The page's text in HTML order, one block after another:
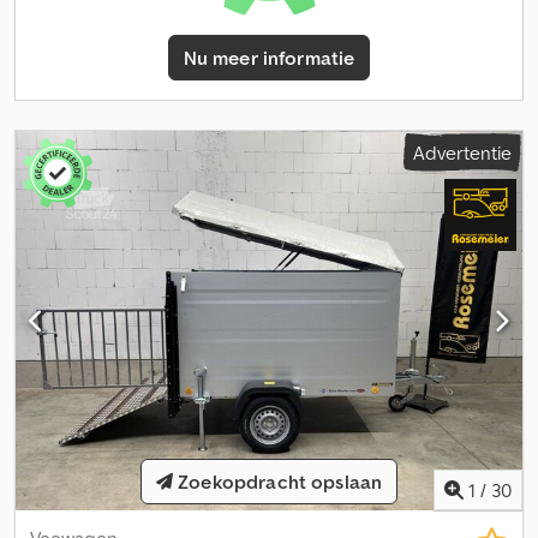
nieuwe aanhanger in comfortabele maandelijkse termijnen kunt
financieren en maken graag een individueel financieringsaanbod
voor u. Wij hebben meer dan 2.000 aanhangers direct op
voorraad. Een groot deel van onze aanhangwagens vindt u online
harte welkom! Afbeeldingen kunnen accessoires tonen die niet
tot de standaardlevering behoren. Door voortdurende
productontwikkelingen kunnen afbeeldingen en technische
gegevens geringe afwijkingen vertonen. Fouten en wijzigingen
voorbehouden!
Nu meer informatie
Advertentie
1 / 30
Zoekopdracht opslaan